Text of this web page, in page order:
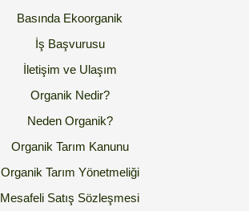
Basında Ekoorganik
İş Başvurusu
İletişim ve Ulaşım
Organik Nedir?
Neden Organik?
Organik Tarım Kanunu
Organik Tarım Yönetmeliği
Mesafeli Satış Sözleşmesi